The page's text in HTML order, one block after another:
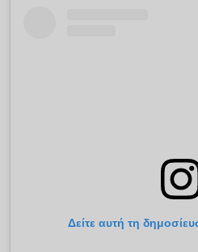
Δείτε αυτή τη